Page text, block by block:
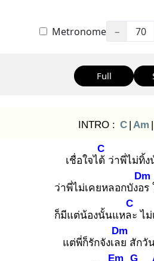
Metronome − 70
Full
INTRO : C | Am |
เชื่อใจได้
C
ว่าพี่ไม่ทิ้
ว่าพี่ไม่เคยหลอกบังอร
Dm
ก็มีแต่น้องนั้นแหละ
C
ไม่
แต่พี่ก็รักจังเลย
Dm
สักวั
Em G